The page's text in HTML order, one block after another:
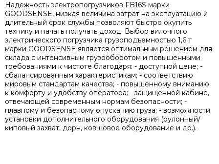
Надежность электропогрузчиков FB16S марки
GOODSENSE, низкая величина затрат на эксплуатацию и
длительный срок службы позволяют быстро окупить
технику и начать получать доход. Выбор вилочного
электрического погрузчика грузоподъемностью 1,6 т
марки GOODSENSE является оптимальным решением для
склада с интенсивным грузооборотом и повышенными
требованиями к чистоте благодаря: - доступной цене; -
сбалансированным характеристикам; - соответствию
мировым стандартам качества; - повышенному вниманию
к комфорту и удобству оператора; - защищенной кабине,
отвечающей современным нормам безопасности; -
плавному и безопасному опусканию груза; - возможности
установки дополнительного оборудования (рулонный/
киповый захват, дорн, ковшовое оборудование и др.).